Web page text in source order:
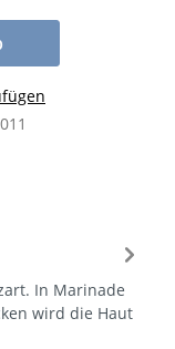
In Marinade
wird die Haut